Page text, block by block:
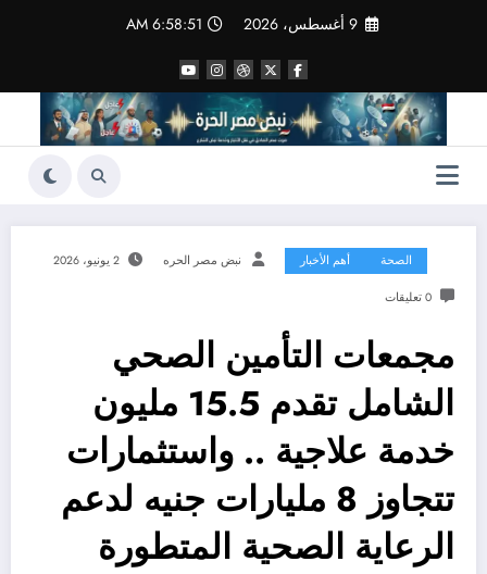
9 أغسطس، 2026 6:58:52 AM
الصحة أهم الأخبار نبض مصر الحره 2 يونيو، 2026
0 تعليقات
مجمعات التأمين الصحي
الشامل تقدم 15.5 مليون
خدمة علاجية .. واستثمارات
تتجاوز 8 مليارات جنيه لدعم
الرعاية الصحية المتطورة